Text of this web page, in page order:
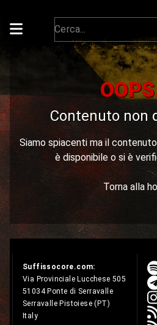
Contenuto non
Siamo spiacenti ma il
è disponibile o si è
Torna alla
Suffissocore.com:
Via Provinciale Lucchese 505
51034 Ponte di Serravalle
Serravalle Pistoiese (PT)
Italy